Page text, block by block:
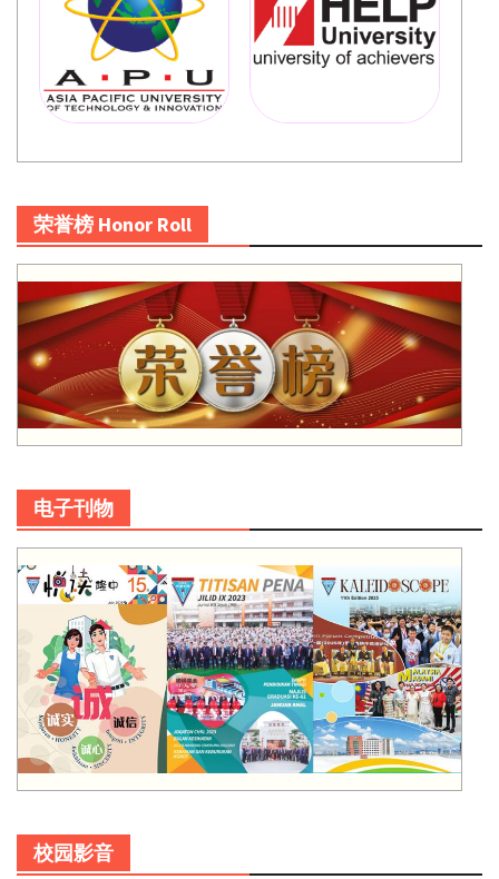
荣誉榜 Honor Roll
电子刊物
校园影音